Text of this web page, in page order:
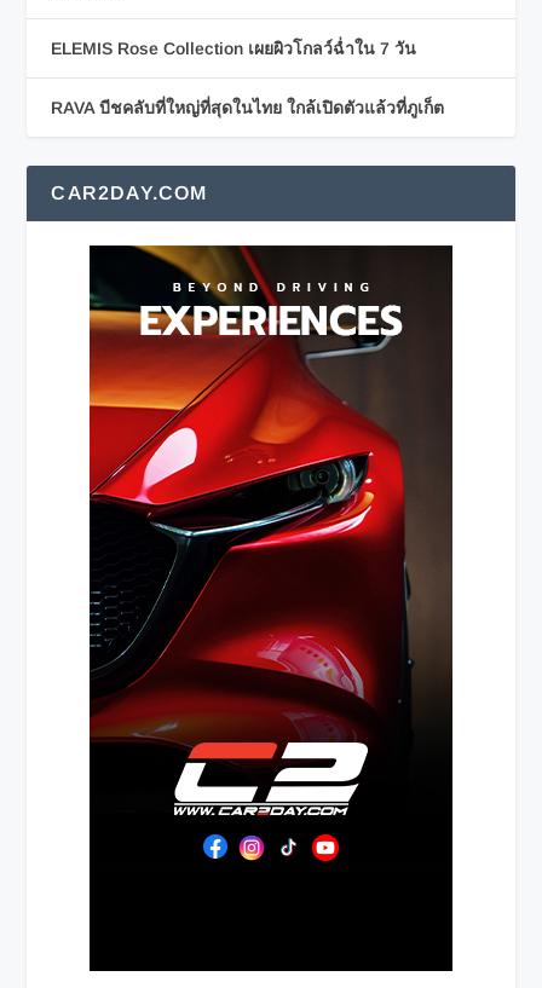
ELEMIS Rose Collection เผยผิวโกลว์ฉ่ำใน 7 วัน
RAVA บีชคลับที่ใหญ่ที่สุดในไทย ใกล้เปิดตัวแล้วที่ภูเก็ต
CAR2DAY.COM